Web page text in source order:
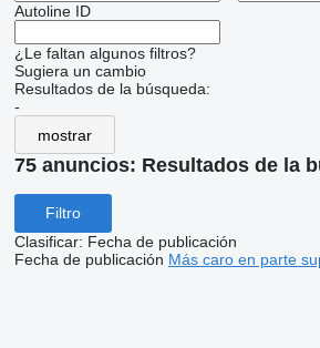
Autoline ID
¿Le faltan algunos filtros?
Sugiera un cambio
Resultados de la búsqueda:
-
mostrar
75 anuncios: Resultados de la
Filtro
Clasificar: Fecha de publicación
Fecha de publicación Más caro en parte